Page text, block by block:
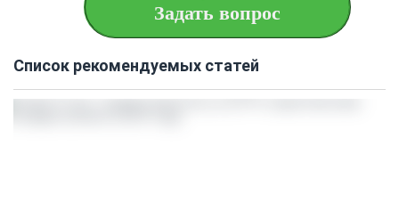
Задать вопрос
Список рекомендуемых статей